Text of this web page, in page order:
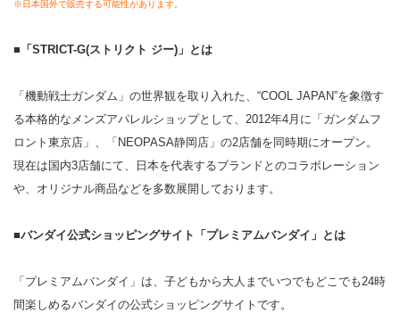
※日本国外で販売する可能性があります。
■「STRICT-G(ストリクト ジー)」とは
「機動戦士ガンダム」の世界観を取り入れた、“COOL JAPAN”を象徴す
る本格的なメンズアパレルショップとして、2012年4月に「ガンダムフ
ロント東京店」、「NEOPASA静岡店」の2店舗を同時期にオープン。
現在は国内3店舗にて、日本を代表するブランドとのコラボレーション
や、オリジナル商品などを多数展開しております。
■バンダイ公式ショッピングサイト「プレミアムバンダイ」とは
「プレミアムバンダイ」は、子どもから大人までいつでもどこでも24時
間楽しめるバンダイの公式ショッピングサイトです。